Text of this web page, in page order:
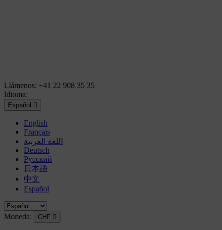
Llámenos: +41 22 908 35 35
Idioma:
Español 
English
Français
اللغة العربية
Deutsch
Русский
日本語
中文
Español
Moneda: CHF 